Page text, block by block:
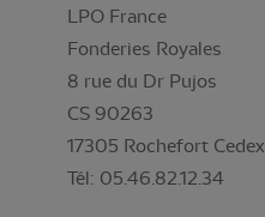
LPO France
Fonderies Royales
8 rue du Dr Pujos
CS 90263
17305 Rochefort Cedex
Tél: 05.46.82.12.34